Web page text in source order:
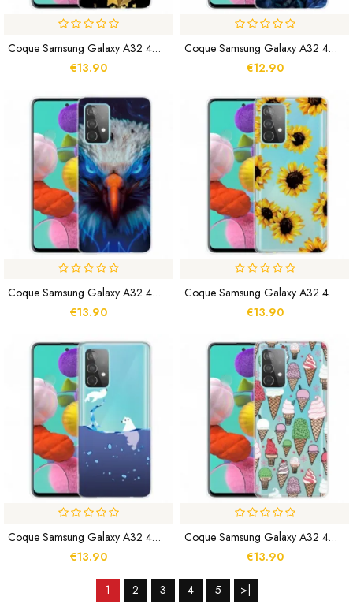
Coque Samsung Galaxy A32 4G Étoiles
€13.90
Coque Samsung Galaxy A32 4G Papillon Luxe
€12.90
Coque Samsung Galaxy A32 4G Aigle
€13.90
Coque Samsung Galaxy A32 4G Tournesols
€13.90
Coque Samsung Galaxy A32 4G Jeux De Mer
€13.90
Coque Samsung Galaxy A32 4G Glaces À La Crème
€13.90
1 2 3 4 5 >|